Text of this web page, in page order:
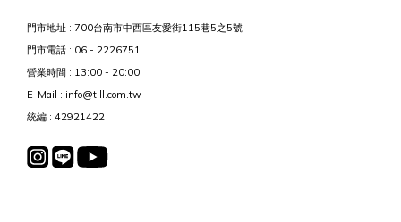
門市地址 : 700台南市中西區友愛街115巷5之5號
門市電話 : 06 - 2226751
營業時間 : 13:00 - 20:00
E-Mail : info@till.com.tw
統編 : 42921422